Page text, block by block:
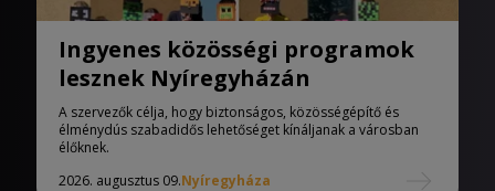
Ingyenes közösségi programok
lesznek Nyíregyházán
A szervezők célja, hogy biztonságos, közösségépítő és
élménydús szabadidős lehetőséget kínáljanak a városban
élőknek.
2026. augusztus 09.Nyíregyháza